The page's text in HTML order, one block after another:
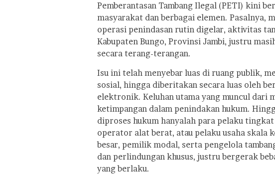
Pemberantasan Tambang Ilegal (PETI) kini
masyarakat dan berbagai elemen. Pasalnya,
operasi penindasan rutin digelar, aktivitas
Kabupaten Bungo, Provinsi Jambi, justru
secara terang-terangan.
Isu ini telah menyebar luas di ruang publik,
sosial, hingga diberitakan secara luas oleh
elektronik. Keluhan utama yang muncul dari
ketimpangan dalam penindakan hukum.
diproses hukum hanyalah para pelaku
operator alat berat, atau pelaku usaha skala
besar, pemilik modal, serta pengelola
dan perlindungan khusus, justru bergerak
yang berlaku.